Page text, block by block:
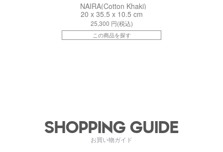
NAIRA(Cotton Khaki)
20 x 35.5 x 10.5 cm
25,300 円(税込)
この商品を探す
SHOPPING GUIDE
お買い物ガイド